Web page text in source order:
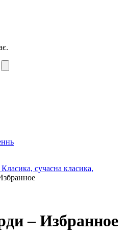
сучасна класика,
– Избранное